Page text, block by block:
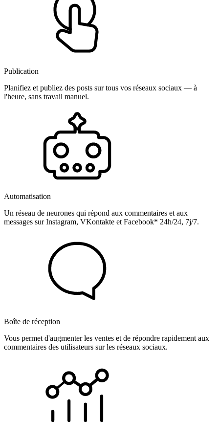
Publication
Planifiez et publiez des posts sur tous vos réseaux sociaux — à
l'heure, sans travail manuel.
Automatisation
Un réseau de neurones qui répond aux commentaires et aux
messages sur Instagram, VKontakte et Facebook* 24h/24, 7j/7.
Boîte de réception
Vous permet d'augmenter les ventes et de répondre rapidement aux
commentaires des utilisateurs sur les réseaux sociaux.